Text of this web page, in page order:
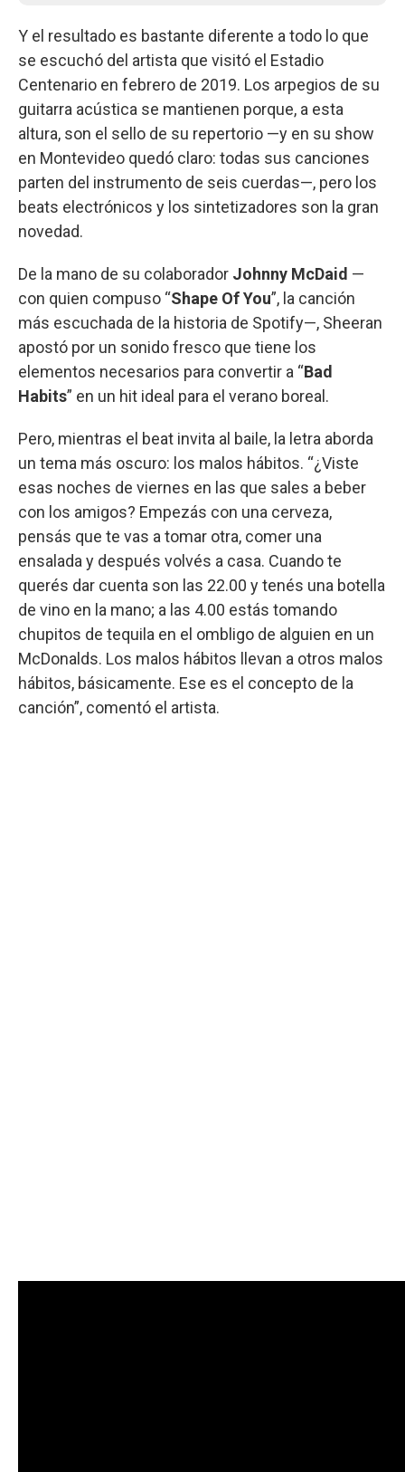
Y el resultado es bastante diferente a todo lo que
se escuchó del artista que visitó el Estadio
Centenario en febrero de 2019. Los arpegios de su
guitarra acústica se mantienen porque, a esta
altura, son el sello de su repertorio —y en su show
en Montevideo quedó claro: todas sus canciones
parten del instrumento de seis cuerdas—, pero los
beats electrónicos y los sintetizadores son la gran
novedad.
De la mano de su colaborador Johnny McDaid —
con quien compuso “Shape Of You”, la canción
más escuchada de la historia de Spotify—, Sheeran
apostó por un sonido fresco que tiene los
elementos necesarios para convertir a “Bad
Habits” en un hit ideal para el verano boreal.
Pero, mientras el beat invita al baile, la letra aborda
un tema más oscuro: los malos hábitos. “¿Viste
esas noches de viernes en las que sales a beber
con los amigos? Empezás con una cerveza,
pensás que te vas a tomar otra, comer una
ensalada y después volvés a casa. Cuando te
querés dar cuenta son las 22.00 y tenés una botella
de vino en la mano; a las 4.00 estás tomando
chupitos de tequila en el ombligo de alguien en un
McDonalds. Los malos hábitos llevan a otros malos
hábitos, básicamente. Ese es el concepto de la
canción”, comentó el artista.